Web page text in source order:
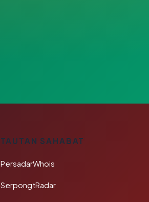
TAUTAN SAHABAT
PersadarWhois
SerpongtRadar